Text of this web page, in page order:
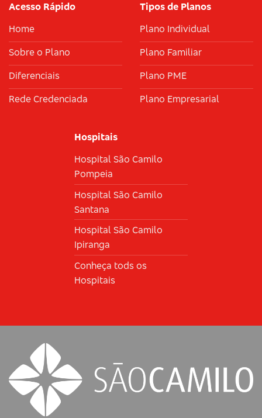
Acesso Rápido
Home
Sobre o Plano
Diferenciais
Rede Credenciada
Tipos de Planos
Plano Individual
Plano Familiar
Plano PME
Plano Empresarial
Hospitais
Hospital São Camilo
Pompeia
Hospital São Camilo
Santana
Hospital São Camilo
Ipiranga
Conheça tods os
Hospitais